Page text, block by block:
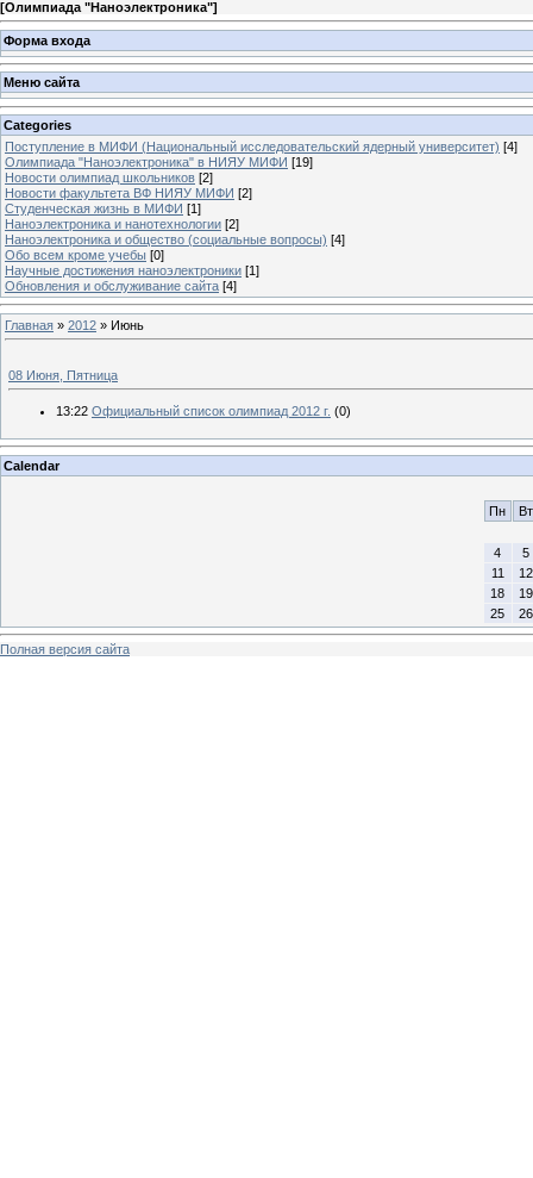
[Олимпиада "Наноэлектроника"]
Форма входа
Меню сайта
Categories
Поступление в МИФИ (Национальный исследовательский ядерный университет) [4]
Олимпиада "Наноэлектроника" в НИЯУ МИФИ [19]
Новости олимпиад школьников [2]
Новости факультета ВФ НИЯУ МИФИ [2]
Студенческая жизнь в МИФИ [1]
Наноэлектроника и нанотехнологии [2]
Наноэлектроника и общество (социальные вопросы) [4]
Обо всем кроме учебы [0]
Научные достижения наноэлектроники [1]
Обновления и обслуживание сайта [4]
Главная » 2012 » Июнь
08 Июня, Пятница
13:22 Официальный список олимпиад 2012 г. (0)
Calendar
Пн Вт
4
5
11
12
18
19
25
26
Полная версия сайта